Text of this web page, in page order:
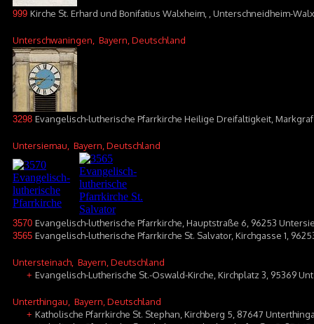
999 Kirche St. Erhard und Bonifatius Walxheim, , Unterschneidheim-
Unterschwaningen , Bayern, Deutschland
3298 Evangelisch-lutherische Pfarrkirche Heilige Dreifaltigkeit,
Untersiemau , Bayern, Deutschland
3570 Evangelisch-lutherische Pfarrkirche, Hauptstraße 6, 96253
3565 Evangelisch-lutherische Pfarrkirche St. Salvator, Kirchgasse 1,
Untersteinach , Bayern, Deutschland
+ Evangelisch-Lutherische St.-Oswald-Kirche, Kirchplatz 3, 95369
Unterthingau , Bayern, Deutschland
+ Katholische Pfarrkirche St. Stephan, Kirchberg 5, 87647